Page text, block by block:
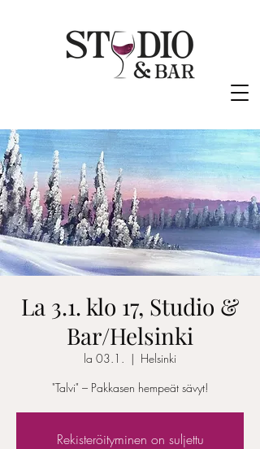
La 3.1. klo 17, Studio &
Bar/Helsinki
la 03.1.
  |
Helsinki
"Talvi" – Pakkasen hempeät sävyt!
Rekisteröityminen on suljettu